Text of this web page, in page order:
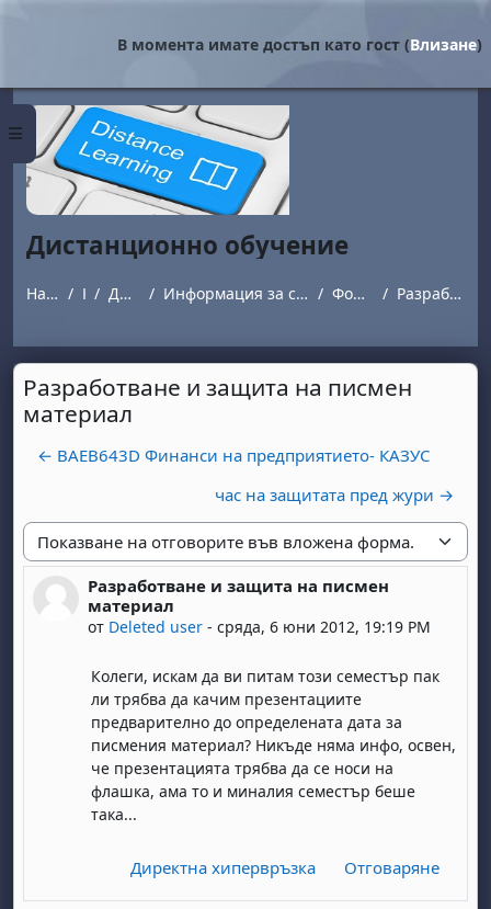
Страничен панел
В момента имате достъп като гост (Влизане)
Дистанционно обучение
Начална страница Курсове Дистанционно обучение Информация за студенти обучаващи се в програми с дистанционна форма на обучение. Форум за въпроси и отговори Разработване и защита на писмен материал
Разработване и защита на писмен
материал
← BAEB643D Финанси на предприятието- КАЗУС
час на защитата пред жури →
Начин на показване
Разработване и защита на писмен
материал
от Deleted user -сряда, 6 юни 2012, 19:19 PM
Number of replies: 0
Колеги, искам да ви питам този семестър пак
ли трябва да качим презентациите
предварително до определената дата за
писмения материал? Никъде няма инфо, освен,
че презентацията трябва да се носи на
флашка, ама то и миналия семестър беше
така...
Директна хипервръзка Отговаряне